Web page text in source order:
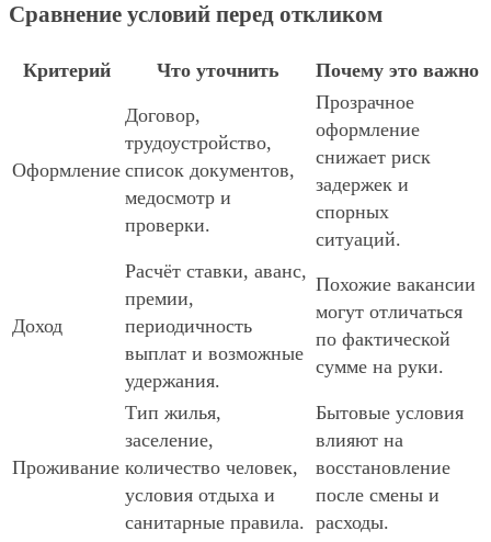
Сравнение условий перед откликом
Критерий Что уточнить Почему это важно
Оформление
Договор,
трудоустройство,
список документов,
медосмотр и
проверки.
Прозрачное
оформление
снижает риск
задержек и
спорных
ситуаций.
Доход
Расчёт ставки, аванс,
премии,
периодичность
выплат и возможные
удержания.
Похожие вакансии
могут отличаться
по фактической
сумме на руки.
Проживание
Тип жилья,
заселение,
количество человек,
условия отдыха и
санитарные правила.
Бытовые условия
влияют на
восстановление
после смены и
расходы.